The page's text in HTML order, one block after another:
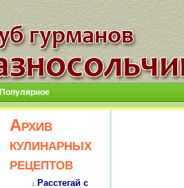
Популярное
Архив
кулинарных
рецептов
Расстегай с